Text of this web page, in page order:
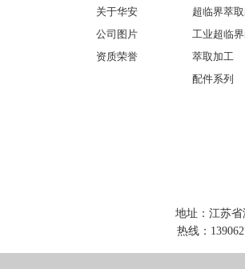
关于华安
公司图片
资质荣誉
超临界萃
工业超临
萃取加工
配件系列
地址：江苏
热线：